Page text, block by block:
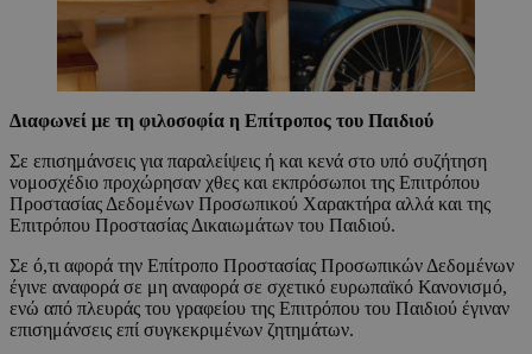
Διαφωνεί με τη φιλοσοφία η Επίτροπος του Παιδιού
Σε επισημάνσεις για παραλείψεις ή και κενά στο υπό συζήτηση
νομοσχέδιο προχώρησαν χθες και εκπρόσωποι της Επιτρόπου
Προστασίας Δεδομένων Προσωπικού Χαρακτήρα αλλά και της
Επιτρόπου Προστασίας Δικαιωμάτων του Παιδιού.
Σε ό,τι αφορά την Επίτροπο Προστασίας Προσωπικών Δεδομένων
έγινε αναφορά σε μη αναφορά σε σχετικό ευρωπαϊκό Κανονισμό,
ενώ από πλευράς του γραφείου της Επιτρόπου του Παιδιού έγιναν
επισημάνσεις επί συγκεκριμένων ζητημάτων.